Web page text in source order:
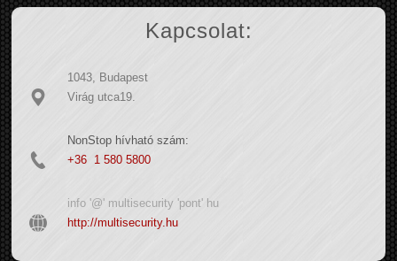
Kapcsolat:
1043, Budapest
Virág utca19.
NonStop hívható szám:
+36 1 580 5800
info '@' multisecurity 'pont' hu
http://multisecurity.hu